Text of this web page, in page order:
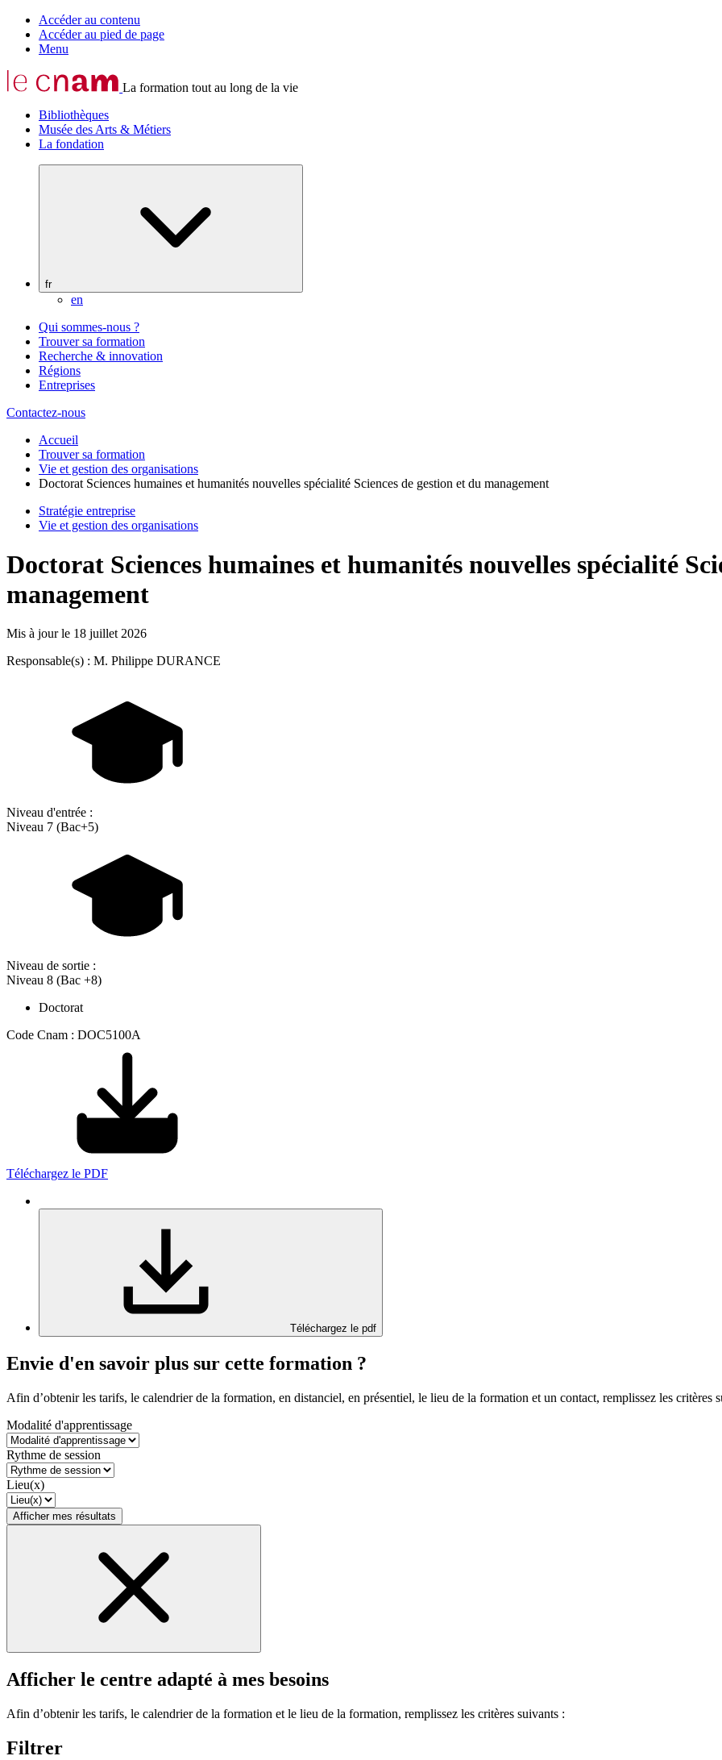
Accéder au contenu
Accéder au pied de page
Menu
La formation tout au long de la vie
Bibliothèques
Musée des Arts & Métiers
La fondation
fr
en
Qui sommes-nous ?
Trouver sa formation
Recherche & innovation
Régions
Entreprises
Contactez-nous
Accueil
Trouver sa formation
Vie et gestion des organisations
Doctorat Sciences humaines et humanités nouvelles spécialité Sciences de gestion et du management
Stratégie entreprise
Vie et gestion des organisations
Doctorat Sciences humaines et humanités nouvelles spécialité
management
Mis à jour le 18 juillet 2026
Responsable(s) : M. Philippe DURANCE
Niveau d'entrée :
Niveau 7 (Bac+5)
Niveau de sortie :
Niveau 8 (Bac +8)
Doctorat
Code Cnam : DOC5100A
Téléchargez le PDF
Téléchargez le pdf
Envie d'en savoir plus sur cette formation ?
Afin d’obtenir les tarifs, le calendrier de la formation, en distanciel, en présentiel, le lieu de la formation et un contact, remplissez les critères
Modalité d'apprentissage
Rythme de session
Lieu(x)
Afficher mes résultats
Afficher le centre adapté à mes besoins
Afin d’obtenir les tarifs, le calendrier de la formation et le lieu de la formation, remplissez les critères suivants :
Filtrer